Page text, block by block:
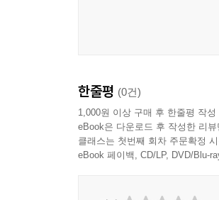
04_ 이미지 처리 예제
06_ 모두 합쳐넣기
07_ 요약
01_ 오디오와 비디오 태그 개요
한줄평 (0건)
1,000원 이상 구매 후 한줄평 작성
eBook은 다운로드 후 작성한 리
클래스는 첫번째 회차 주문확정
eBook 페이백, CD/LP, DVD/Blu-